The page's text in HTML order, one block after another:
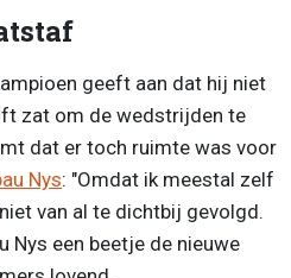
geeft aan dat hij niet
zat om de wedstrijden te
dat er toch ruimte was voor
Nys: "Omdat ik meestal zelf
van al te dichtbij gevolgd.
Nys een beetje de nieuwe